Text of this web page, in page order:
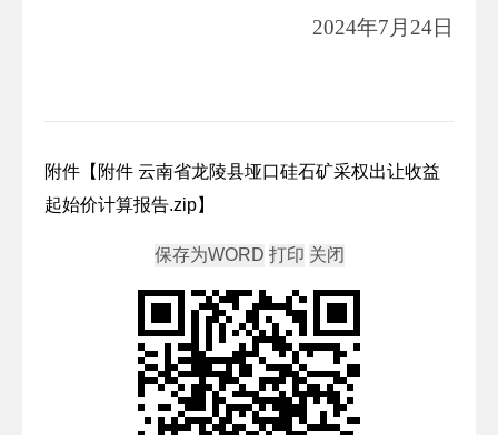
2024年7月24日
附件【 附件 云南省龙陵县垭口硅石矿采权出让收益
起始价计算报告.zip】